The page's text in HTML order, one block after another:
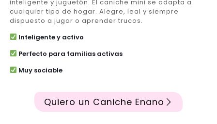
inteligente y juguetón. El caniche mini se adapta a
cualquier tipo de hogar. Alegre, leal y siempre
dispuesto a jugar o aprender trucos.
Inteligente y activo
Perfecto para familias activas
Muy sociable
Quiero un Caniche Enano